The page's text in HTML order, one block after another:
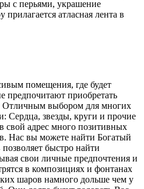
с перьями, украшение
атласная лента в
помещения, где будет
предпочитают приобретать
Отличным выбором для многих
Сердца, звезды, круги и прочие
свой адрес много позитивных
Нас вы можете найти Богатый
быстро найти
свои личные предпочтения и
в композициях и фонтанах
шаров намного дольше чем у